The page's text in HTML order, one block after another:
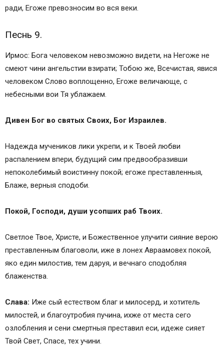
ради, Егоже превозносим во вся веки.
Песнь 9.
Ирмос: Бога человеком невозможно видети, на Негоже не
смеют чини ангельстии взирати; Тобою же, Всечистая, явися
человеком Слово воплощенно, Егоже величающе, с
небесными вои Тя ублажаем.
Дивен Бог во святых Своих, Бог Израилев.
Надежда мучеников лики укрепи, и к Твоей любви
распалением впери, будущий сим предвообразивши
непоколебимый воистинну покой; егоже преставленныя,
Блаже, верныя сподоби.
Покой, Господи, души усопших раб Твоих.
Светлое Твое, Христе, и Божественное улучити сияние верою
преставленным благоволи, иже в лонех Авраамовех покой,
яко един милостив, тем даруя, и вечнаго сподобляя
блаженства.
Слава: Иже сый естеством благ и милосерд, и хотитель
милостей, и благоутробия пучина, ихже от места сего
озлобления и сени смертныя преставил еси, идеже сияет
Твой Свет, Спасе, тех учини.